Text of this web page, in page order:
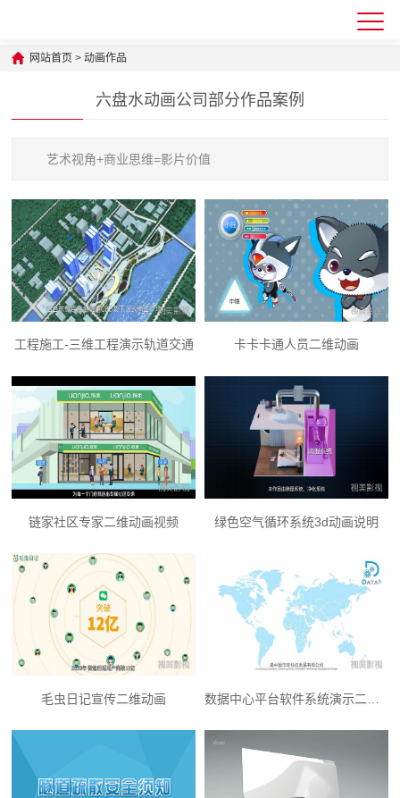
网站首页 >动画作品
六盘水动画公司部分作品案例
艺术视角+商业思维=影片价值
工程施工-三维工程演示轨道交通 卡卡卡通人员二维动画
链家社区专家二维动画视频 绿色空气循环系统3d动画说明
毛虫日记宣传二维动画